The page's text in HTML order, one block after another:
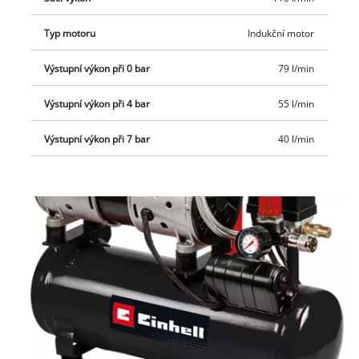
Typ motoru Indukční motor
Výstupní výkon při 0 bar 79 l/min
Výstupní výkon při 4 bar 55 l/min
Výstupní výkon při 7 bar 40 l/min